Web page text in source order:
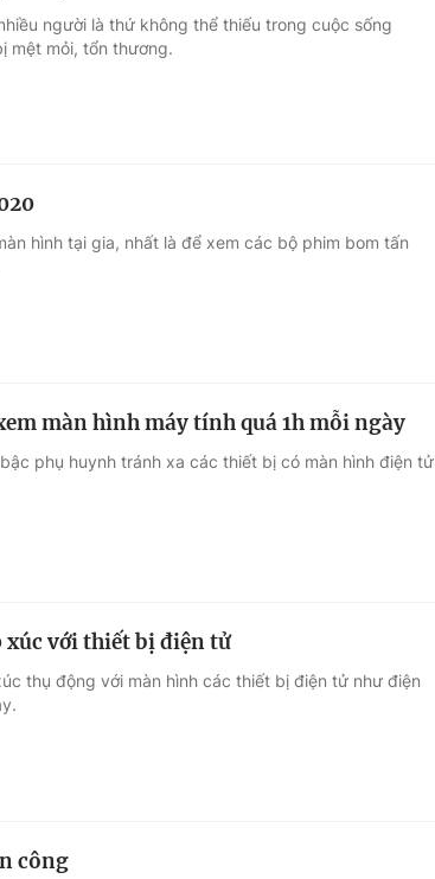
người là thứ không thể thiếu trong cuộc sống
mệt mỏi, tổn thương.
hình tại gia, nhất là để xem các bộ phim bom tấn
màn hình máy tính quá 1h mỗi ngày
phụ huynh tránh xa các thiết bị có màn hình điện tử
xúc với thiết bị điện tử
thụ động với màn hình các thiết bị điện tử như điện
công